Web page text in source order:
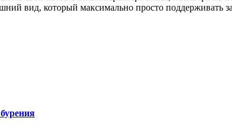
вид, который максимально просто поддерживать